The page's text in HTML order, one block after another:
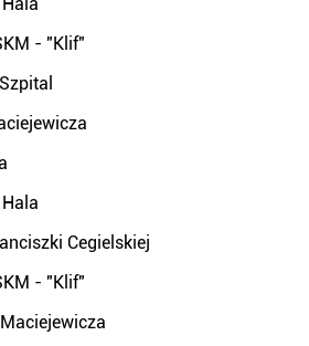
- "Klif"
Cegielskiej
- "Klif"
Maciejewicza